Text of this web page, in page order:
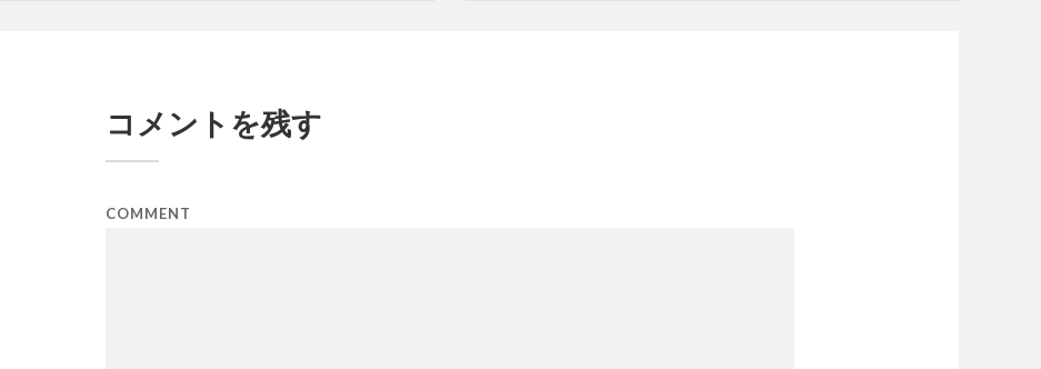
コメントを残す
COMMENT